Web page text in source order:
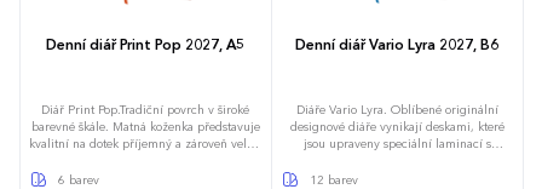
Denní diář Print Pop 2027, A5
Diář Print Pop.Tradiční povrch v široké
barevné škále. Matná koženka představuje
kvalitní na dotek příjemný a zároveň velmi
ražbou. Uživatelský komfort zvyšují detaily
6 barev
Denní diář Vario Lyra 2027, B6
Diáře Vario Lyra. Oblíbené originální
designové diáře vynikají deskami, které
jsou upraveny speciální laminací s
příjemné na dotek. Doporučujeme
12 barev